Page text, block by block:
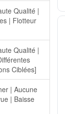
Qualité |
| Flotteur
Qualité |
Ciblées]
| Aucune
| Baisse